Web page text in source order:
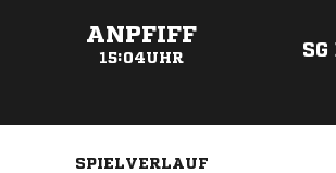
ANPFIFF
15:04UHR
SPIELVERLAUF